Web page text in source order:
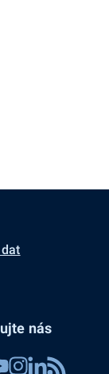
nás